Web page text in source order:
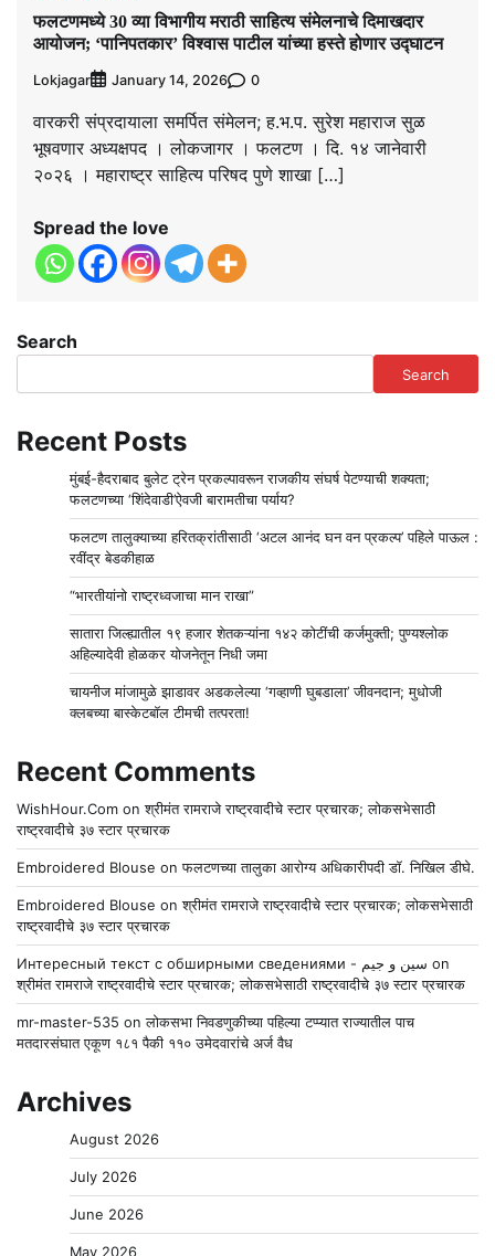
फलटणमध्ये 30 व्या विभागीय मराठी साहित्य संमेलनाचे दिमाखदार
आयोजन; ‘पानिपतकार’ विश्वास पाटील यांच्या हस्ते होणार उद्घाटन
Lokjagar January 14, 2026 0
वारकरी संप्रदायाला समर्पित संमेलन; ह.भ.प. सुरेश महाराज सुळ
भूषवणार अध्यक्षपद । लोकजागर । फलटण । दि. १४ जानेवारी
२०२६ । महाराष्ट्र साहित्य परिषद पुणे शाखा […]
Spread the love
Search
Search
Recent Posts
मुंबई-हैदराबाद बुलेट ट्रेन प्रकल्पावरून राजकीय संघर्ष पेटण्याची शक्यता;
फलटणच्या ‘शिंदेवाडी’ऐवजी बारामतीचा पर्याय?
फलटण तालुक्याच्या हरितक्रांतीसाठी ‘अटल आनंद घन वन प्रकल्प’ पहिले पाऊल :
रवींद्र बेडकीहाळ
“भारतीयांनो राष्ट्रध्वजाचा मान राखा”
सातारा जिल्ह्यातील १९ हजार शेतकऱ्यांना १४२ कोटींची कर्जमुक्ती; पुण्यश्लोक
अहिल्यादेवी होळकर योजनेतून निधी जमा
चायनीज मांजामुळे झाडावर अडकलेल्या ‘गव्हाणी घुबडाला’ जीवनदान; मुधोजी
क्लबच्या बास्केटबॉल टीमची तत्परता!
Recent Comments
WishHour.Com onश्रीमंत रामराजे राष्ट्रवादीचे स्टार प्रचारक; लोकसभेसाठी
राष्ट्रवादीचे ३७ स्टार प्रचारक
Embroidered Blouse onफलटणच्या तालुका आरोग्य अधिकारीपदी डॉ. निखिल डीघे.
Embroidered Blouse onश्रीमंत रामराजे राष्ट्रवादीचे स्टार प्रचारक; लोकसभेसाठी
राष्ट्रवादीचे ३७ स्टार प्रचारक
Интересный текст с обширными сведениями - سين و جيم on
श्रीमंत रामराजे राष्ट्रवादीचे स्टार प्रचारक; लोकसभेसाठी राष्ट्रवादीचे ३७ स्टार प्रचारक
mr-master-535 onलोकसभा निवडणुकीच्या पहिल्या टप्प्यात राज्यातील पाच
मतदारसंघात एकूण १८१ पैकी ११० उमेदवारांचे अर्ज वैध
Archives
August 2026
July 2026
June 2026
May 2026